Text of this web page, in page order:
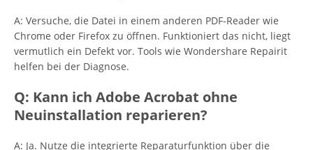
A: Versuche, die Datei in einem anderen PDF-Reader wie
Chrome oder Firefox zu öffnen. Funktioniert das nicht, liegt
vermutlich ein Defekt vor. Tools wie Wondershare Repairit
helfen bei der Diagnose.
Q: Kann ich Adobe Acrobat ohne
Neuinstallation reparieren?
A: Ja. Nutze die integrierte Reparaturfunktion über die